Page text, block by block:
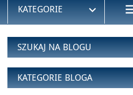
KATEGORIE 
SZUKAJ NA BLOGU
KATEGORIE BLOGA